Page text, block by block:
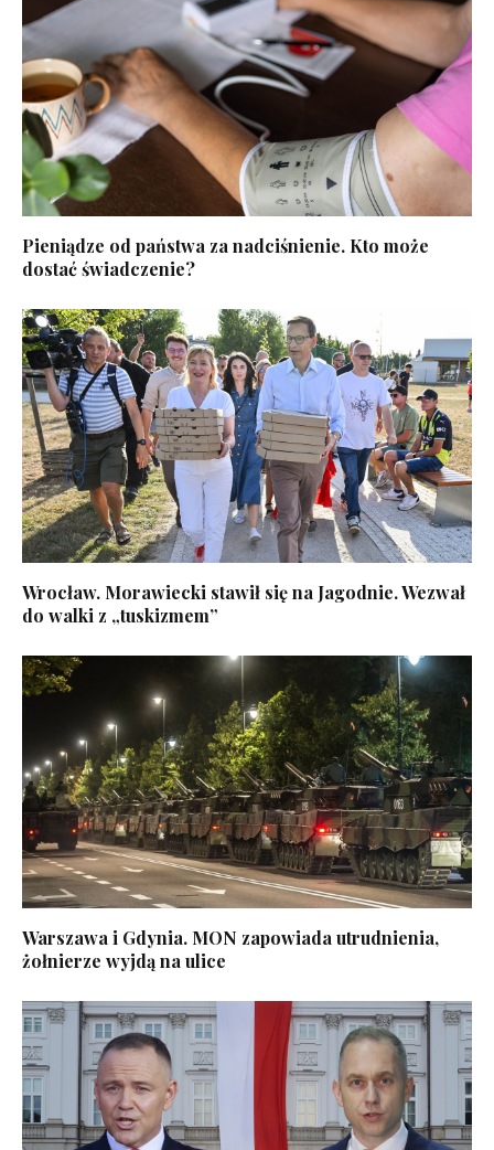
Pieniądze od państwa za nadciśnienie. Kto może
dostać świadczenie?
Wrocław. Morawiecki stawił się na Jagodnie. Wezwał
do walki z „tuskizmem”
Warszawa i Gdynia. MON zapowiada utrudnienia,
żołnierze wyjdą na ulice